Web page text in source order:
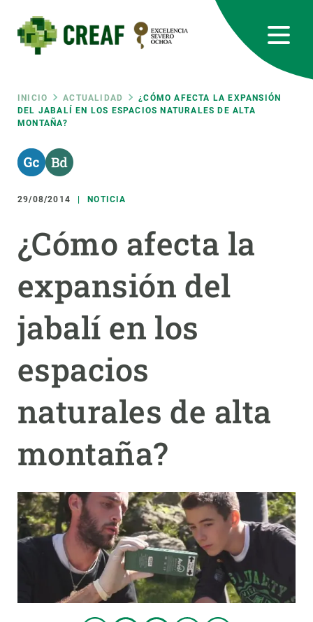
contenido
principal
Ruta
de
navegación
INICIO ACTUALIDAD
¿CÓMO AFECTA LA EXPANSIÓN
DEL JABALÍ EN LOS ESPACIOS NATURALES DE ALTA
MONTAÑA?
29/08/2014 NOTICIA
¿Cómo afecta la
expansión del
jabalí en los
espacios
naturales de alta
montaña?
RRSS
Featured
responsive
Responsive
menu
INVESTIGACIÓN
CIENCIA EN ACCIÓN
PARTICIPA
NOTICIAS Y AGENDA